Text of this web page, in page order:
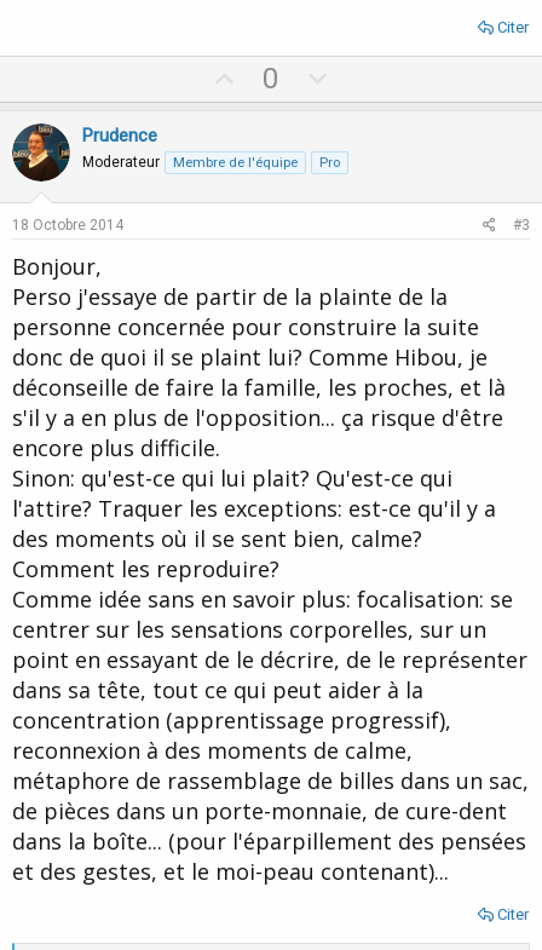
Citer
p
o
t
0
o
n
v
e
Prudence
Moderateur Membre de l'équipe Pro
18 Octobre 2014 #3
Bonjour,
Perso j'essaye de partir de la plainte de la
personne concernée pour construire la suite
donc de quoi il se plaint lui? Comme Hibou, je
déconseille de faire la famille, les proches, et là
s'il y a en plus de l'opposition... ça risque d'être
encore plus difficile.
Sinon: qu'est-ce qui lui plait? Qu'est-ce qui
l'attire? Traquer les exceptions: est-ce qu'il y a
des moments où il se sent bien, calme?
Comment les reproduire?
Comme idée sans en savoir plus: focalisation: se
centrer sur les sensations corporelles, sur un
point en essayant de le décrire, de le représenter
dans sa tête, tout ce qui peut aider à la
concentration (apprentissage progressif),
reconnexion à des moments de calme,
métaphore de rassemblage de billes dans un sac,
de pièces dans un porte-monnaie, de cure-dent
dans la boîte... (pour l'éparpillement des pensées
et des gestes, et le moi-peau contenant)...
Citer